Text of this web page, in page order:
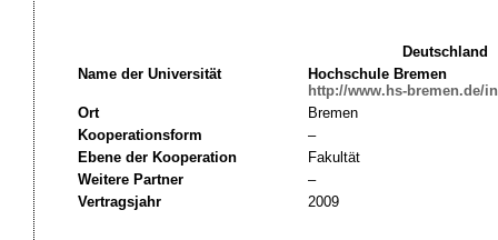
Deutschland
Name der Universität
Hochschule Bremen
http://www.hs-bremen.de/
Ort
Bremen
Kooperationsform
–
Ebene der Kooperation
Fakultät
Weitere Partner
–
Vertragsjahr
2009